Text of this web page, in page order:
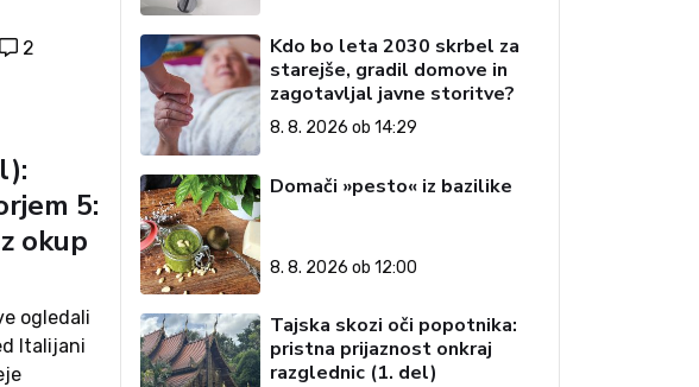
se
2
5:
okup
ogledali
Italijani
Kdo bo leta 2030 skrbel za
starejše, gradil domove in
zagotavljal javne storitve?
8. 8. 2026 ob 14:29
Domači »pesto« iz bazilike
8. 8. 2026 ob 12:00
Tajska skozi oči popotnika:
pristna prijaznost onkraj
razglednic (1. del)